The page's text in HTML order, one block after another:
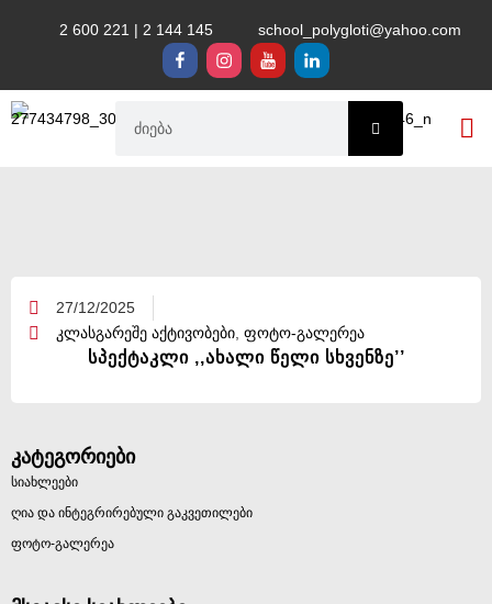
2 600 221 | 2 144 145 school_polygloti@yahoo.com
კატეგორიები
სიახლეები
ღია და ინტეგრირებული გაკვეთილები
ფოტო-გალერეა
27/12/2025
კლასგარეშე აქტივობები, ფოტო-გალერეა
სპექტაკლი ,,ახალი წელი სხვენზე’’